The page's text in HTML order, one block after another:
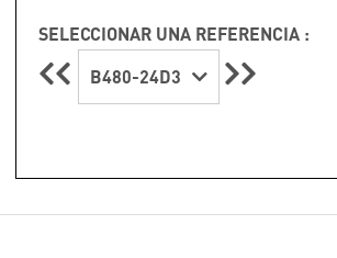
SELECCIONAR UNA REFERENCIA :
B480-24D3